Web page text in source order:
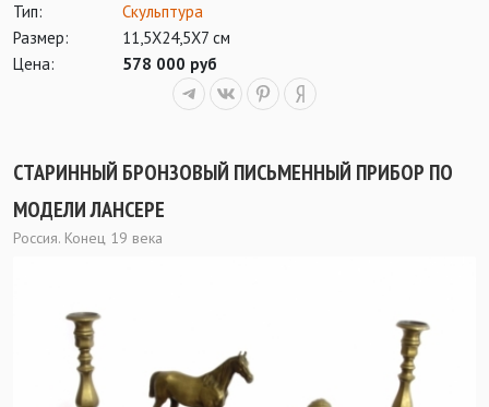
Тип:
Скульптура
Размер:
11,5Х24,5Х7 см
Цена:
578 000 руб
СТАРИННЫЙ БРОНЗОВЫЙ ПИСЬМЕННЫЙ ПРИБОР ПО
МОДЕЛИ ЛАНСЕРЕ
Россия. Конец 19 века